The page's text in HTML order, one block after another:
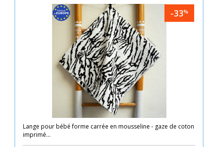
-33%
Lange pour bébé forme carrée en mousseline - gaze de coton
imprimé...